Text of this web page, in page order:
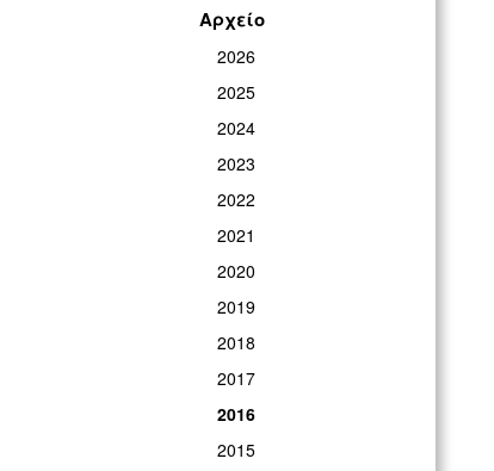
Αρχείο
2026
2025
2024
2023
2022
2021
2020
2019
2018
2017
2016
2015